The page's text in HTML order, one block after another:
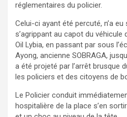
réglementaires du policier.
Celui-ci ayant été percuté, n’a eu
s’agrippant au capot du véhicule
Oil Lybia, en passant par sous
Ayong, ancienne SOBRAGA,
a été projeté par l’arrêt brusque
les policiers et des citoyens de
Le Policier conduit
hospitalière de la place s’en